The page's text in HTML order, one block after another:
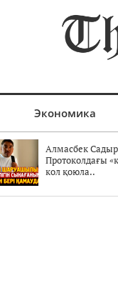
Экономика
Алмасбек
Протоколдағы
кол қоюла..